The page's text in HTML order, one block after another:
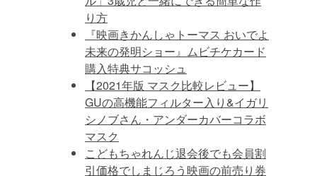
り方
『映画きかんしゃトーマス おいでよ
未来の発明ショー』ムビチケカード
購入特典サコッシュ
【2021年版 マスク比較レビュー】
GUの高機能フィルター入り&イガリ
シノブさん・アンダーカバーコラボ
マスク
こどもちゃれんじ退会後でも会員割
引価格でしまじろう映画の前売り券